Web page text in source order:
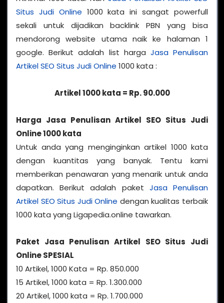
Situs Judi Online 1000 kata ini sangat powerfull
sekali untuk dijadikan backlink PBN yang bisa
mendorong website utama naik ke halaman 1
google. Berikut adalah list harga Jasa Penulisan
Artikel SEO Situs Judi Online 1000 kata :
Artikel 1000 kata = Rp. 90.000
Harga Jasa Penulisan Artikel SEO Situs Judi
Online 1000 kata
Untuk anda yang menginginkan artikel 1000 kata
dengan kuantitas yang banyak. Tentu kami
memberikan penawaran yang menarik untuk anda
dapatkan. Berikut adalah paket Jasa Penulisan
Artikel SEO Situs Judi Online dengan kualitas terbaik
1000 kata yang Ligapedia.online tawarkan.
Paket Jasa Penulisan Artikel SEO Situs Judi
Online SPESIAL
10 Artikel, 1000 Kata = Rp. 850.000
15 Artikel, 1000 kata = Rp. 1.300.000
20 Artikel, 1000 kata = Rp. 1.700.000